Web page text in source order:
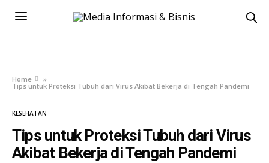
Home
»
Tips untuk Proteksi Tubuh dari Virus Akibat Bekerja di Tengah Pandemi
KESEHATAN
Tips untuk Proteksi Tubuh dari Virus
Akibat Bekerja di Tengah Pandemi